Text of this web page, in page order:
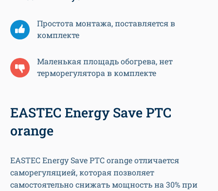
Простота монтажа, поставляется в
комплекте
Маленькая площадь обогрева, нет
терморегулятора в комплекте
EASTEC Energy Save PTC
orange
EASTEC Energy Save PTC orange отличается
саморегуляцией, которая позволяет
самостоятельно снижать мощность на 30% при